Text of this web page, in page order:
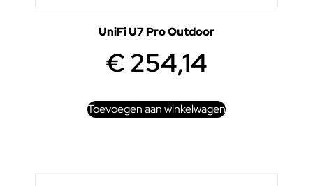
UniFi U7 Pro Outdoor
€254,14
Toevoegen aan winkelwagen